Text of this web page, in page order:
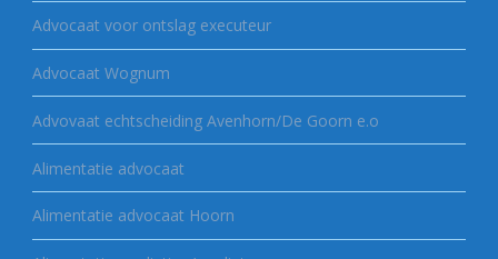
Advocaat voor ontslag executeur
Advocaat Wognum
Advovaat echtscheiding Avenhorn/De Goorn e.o
Alimentatie advocaat
Alimentatie advocaat Hoorn